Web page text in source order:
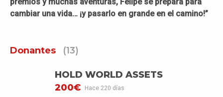
premios y muchas aventuras, Felipe se prepara para
cambiar una vida… ¡y pasarlo en grande en el camino!”
Donantes (13)
HOLD WORLD ASSETS
200€
Hace 220 días